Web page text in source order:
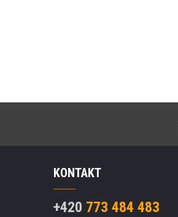
KONTAKT
+420 773 484 483